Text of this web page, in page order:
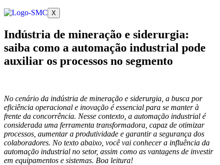
X
Indústria de mineração e siderurgia:
saiba como a automação industrial pode
auxiliar os processos no segmento
No cenário da indústria de mineração e siderurgia, a busca por
eficiência operacional e inovação é essencial para se manter à
frente da concorrência. Nesse contexto, a automação industrial é
considerada uma ferramenta transformadora, capaz de otimizar
processos, aumentar a produtividade e garantir a segurança dos
colaboradores. No texto abaixo, você vai conhecer a influência da
automação industrial no setor, assim como as vantagens de investir
em equipamentos e sistemas. Boa leitura!